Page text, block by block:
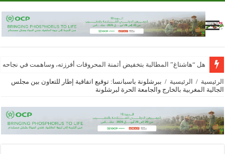
هل “هاشتاغ” المطالبة بتخفيض أثمنة المحروقات أفرزته، وساهمت في
الرئيسية / الرئيسية / ببرشلونة باسبانسا: توقيع اتفاقية إطار للتعاون بين مجلس
الجالية المغربية بالخارج والجامعة الحرة لبرشلونة